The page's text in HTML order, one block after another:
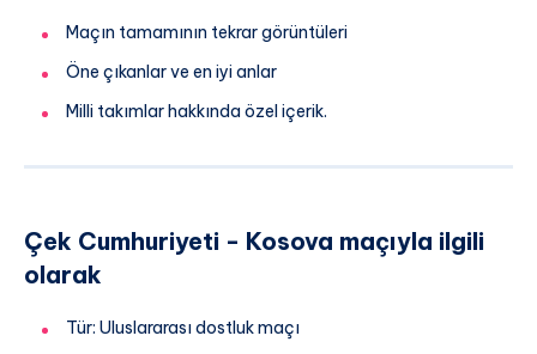
Maçın tamamının tekrar görüntüleri
Öne çıkanlar ve en iyi anlar
Milli takımlar hakkında özel içerik.
Çek Cumhuriyeti - Kosova maçıyla ilgili
olarak
Tür: Uluslararası dostluk maçı